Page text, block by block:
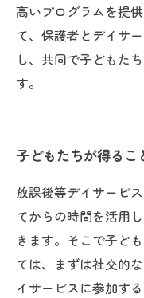
高いプログラムを提
て、保護者とデイサ
し、共同で子どもた
す。
子どもたちが得るこ
放課後等デイサービ
てからの時間を活用
きます。そこで子ど
ては、まずは社交的
イサービスに参加す